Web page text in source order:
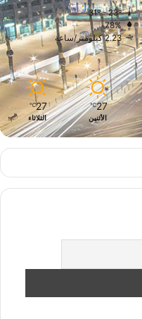
31º - 23º
78%
2.23 كيلومتر/ساعة
27
℃
الأثنين
27
℃
الثلاثاء